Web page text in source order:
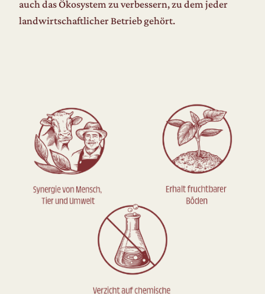
auch das Ökosystem zu verbessern, zu dem jeder
landwirtschaftlicher Betrieb gehört.